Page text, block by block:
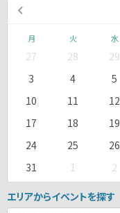
月 火 水
27 28 29
3
4 5
10
11 12
17
18 19
24
25 26
31
1 2
エリアからイベントを探す